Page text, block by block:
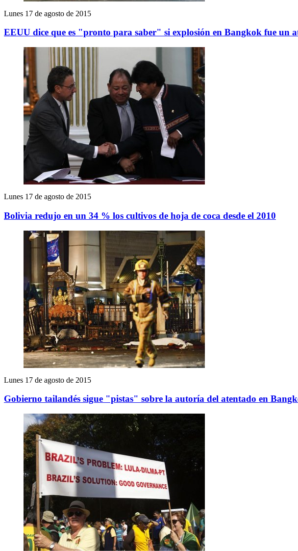
Lunes 17 de agosto de 2015
EEUU dice que es "pronto para saber" si explosión en Bangkok fue un
Lunes 17 de agosto de 2015
Bolivia redujo en un 34 % los cultivos de hoja de coca desde el 2010
Lunes 17 de agosto de 2015
Gobierno tailandés sigue "pistas" sobre la autoría del atentado en